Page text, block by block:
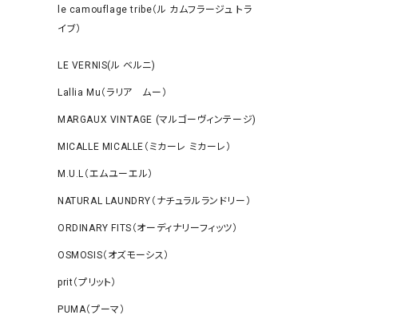
le camouflage tribe（ル カムフラージュ トラ
イブ）
LE VERNIS(ル ベルニ)
Lallia Mu（ラリア ムー）
MARGAUX VINTAGE (マルゴーヴィンテージ)
MICALLE MICALLE（ミカーレ ミカーレ）
M.U.L（エムユーエル）
NATURAL LAUNDRY（ナチュラルランドリー）
ORDINARY FITS（オーディナリーフィッツ）
OSMOSIS（オズモーシス）
prit（プリット）
PUMA（プーマ）